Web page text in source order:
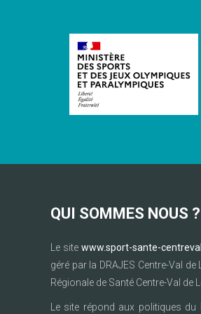
QUI SOMMES NOUS ?
Le site www.sport-sante-
géré par la DRAJES Centre-Val
Régionale de Santé Centre-Val de
Le site répond aux politiques